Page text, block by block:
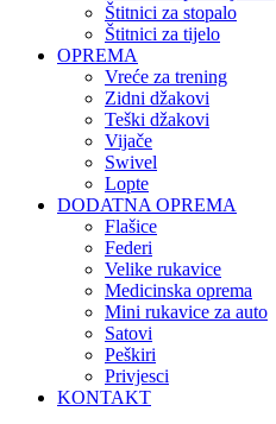
Štitnici za stopalo
Štitnici za tijelo
OPREMA
Vreće za trening
Zidni džakovi
Teški džakovi
Vijače
Swivel
Lopte
DODATNA OPREMA
Flašice
Federi
Velike rukavice
Medicinska oprema
Mini rukavice za auto
Satovi
Peškiri
Privjesci
KONTAKT